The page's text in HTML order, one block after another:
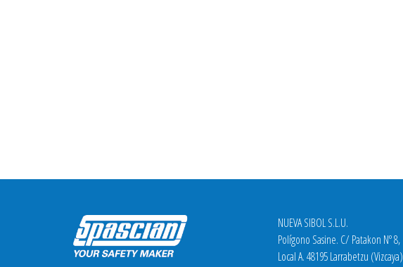
NUEVA SIBOL S.L.U.
Polígono Sasine. C/ Patakon Nº 8,
Local A. 48195 Larrabetzu (Vizcaya)